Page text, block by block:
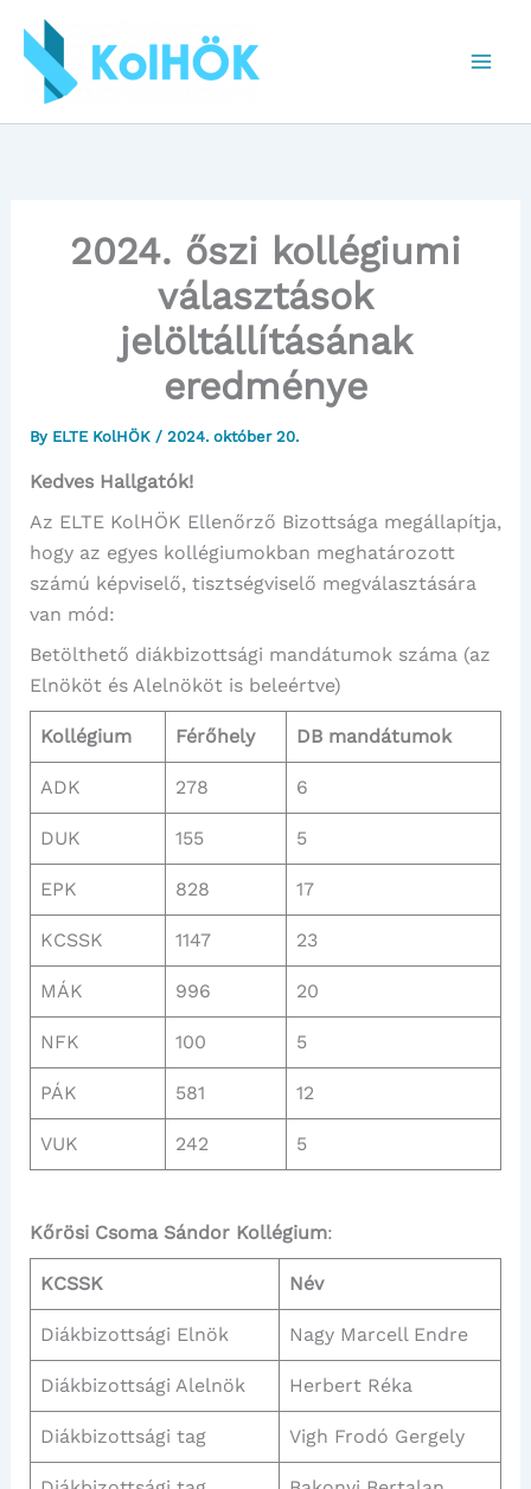
content
2024. őszi kollégiumi
választások
jelöltállításának
eredménye
By ELTE KolHÖK / 2024. október 20.
Kedves Hallgatók!
Az ELTE KolHÖK Ellenőrző Bizottsága megállapítja,
hogy az egyes kollégiumokban meghatározott
számú képviselő, tisztségviselő megválasztására
van mód:
Betölthető diákbizottsági mandátumok száma (az
Elnököt és Alelnököt is beleértve)
Kollégium Férőhely DB mandátumok
ADK 278 6
DUK 155 5
EPK 828 17
KCSSK 1147 23
MÁK 996 20
NFK 100 5
PÁK 581 12
VUK 242 5
Kőrösi Csoma Sándor Kollégium:
KCSSK Név
Diákbizottsági Elnök Nagy Marcell Endre
Diákbizottsági Alelnök Herbert Réka
Diákbizottsági tag Vigh Frodó Gergely